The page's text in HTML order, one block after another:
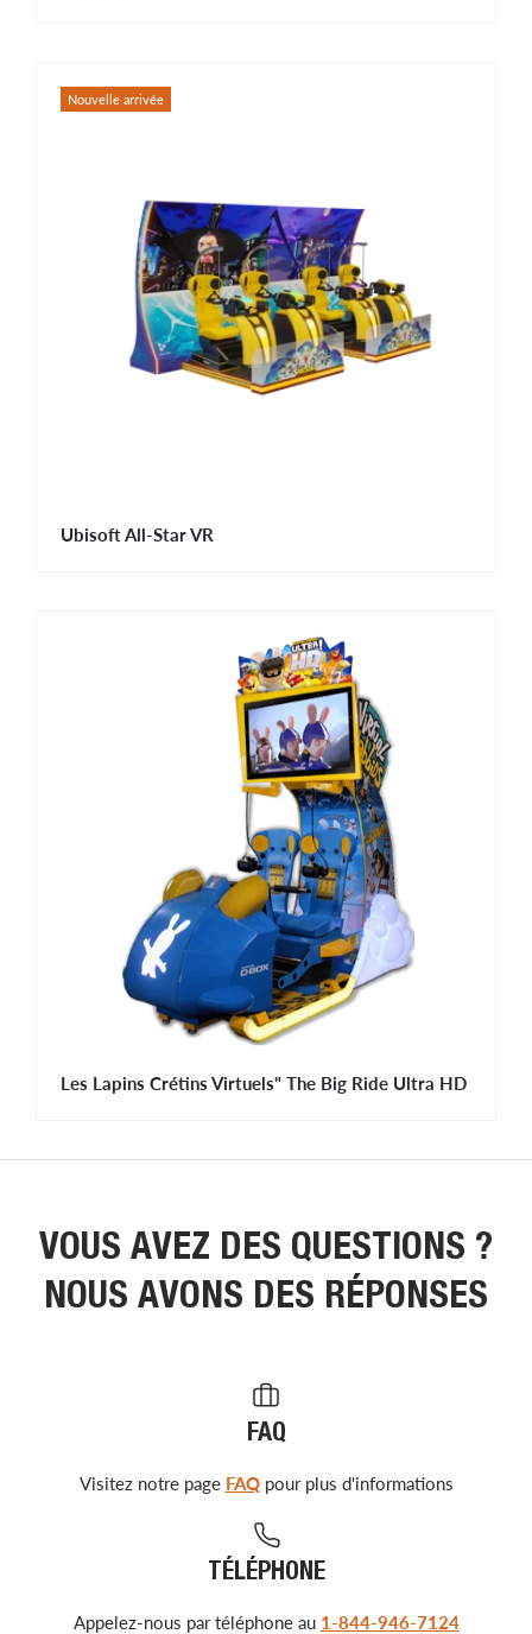
Nouvelle arrivée
Ubisoft All-Star VR
Les Lapins Crétins Virtuels" The Big Ride Ultra HD
VOUS AVEZ DES QUESTIONS ?
NOUS AVONS DES RÉPONSES
FAQ
Visitez notre page FAQpour plus d'informations
TÉLÉPHONE
Appelez-nous par téléphone au 1-844-946-7124